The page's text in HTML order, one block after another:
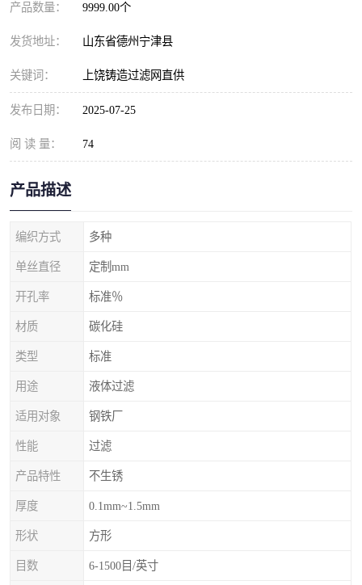
产品数量： 9999.00个
发货地址： 山东省德州宁津县
关键词： 上饶铸造过滤网直供
发布日期： 2025-07-25
阅 读 量： 74
产品描述
编织方式 多种
单丝直径 定制mm
开孔率 标准％
材质 碳化硅
类型 标准
用途 液体过滤
适用对象 钢铁厂
性能 过滤
产品特性 不生锈
厚度 0.1mm~1.5mm
形状 方形
目数 6-1500目/英寸